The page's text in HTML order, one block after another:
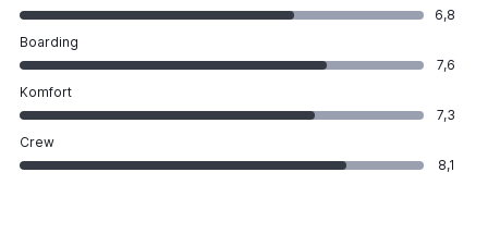
6,8
Boarding
7,6
Komfort
7,3
Crew
8,1